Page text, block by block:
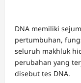
DNA memiliki
pertumbuhan,
seluruh makhluk
perubahan yang
disebut tes DNA.